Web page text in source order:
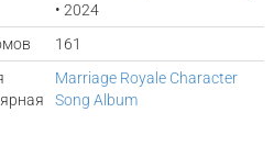
• 2024
161
Marriage Royale Character
Song Album